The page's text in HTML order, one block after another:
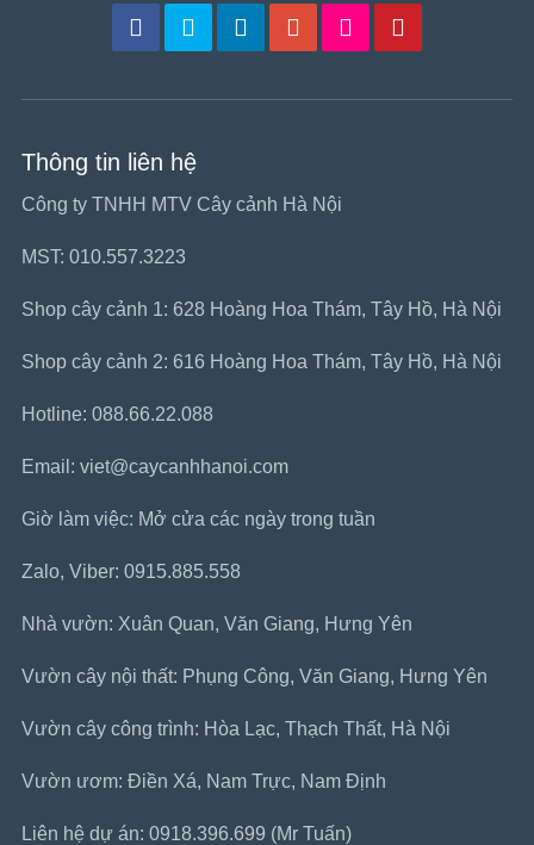
Thông tin liên hệ
Công ty TNHH MTV Cây cảnh Hà Nội
MST: 010.557.3223
Shop cây cảnh 1: 628 Hoàng Hoa Thám, Tây Hồ, Hà Nội
Shop cây cảnh 2: 616 Hoàng Hoa Thám, Tây Hồ, Hà Nội
Hotline: 088.66.22.088
Email: viet@caycanhhanoi.com
Giờ làm việc: Mở cửa các ngày trong tuần
Zalo, Viber: 0915.885.558
Nhà vườn: Xuân Quan, Văn Giang, Hưng Yên
Vườn cây nội thất: Phụng Công, Văn Giang, Hưng Yên
Vườn cây công trình: Hòa Lạc, Thạch Thất, Hà Nội
Vườn ươm: Điền Xá, Nam Trực, Nam Định
Liên hệ dự án: 0918.396.699 (Mr Tuấn)